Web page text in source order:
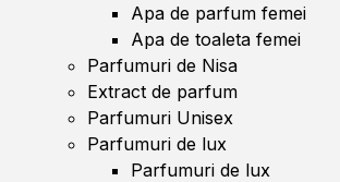
Apa de parfum femei
Apa de toaleta femei
Parfumuri de Nisa
Extract de parfum
Parfumuri Unisex
Parfumuri de lux
Parfumuri de lux